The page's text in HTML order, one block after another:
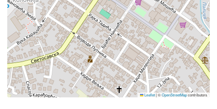
Leaflet|©OpenStreetMapcontributors